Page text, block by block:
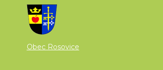
Obec Rosovice